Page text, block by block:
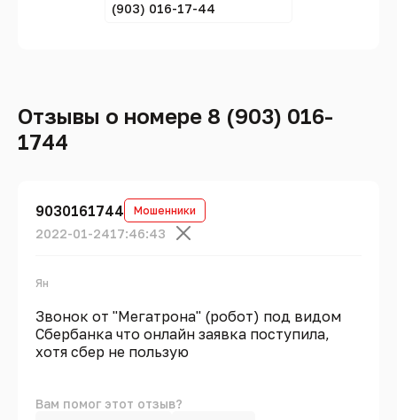
(903) 016-17-44
Отзывы о номере 8 (903) 016-
1744
9030161744 Мошенники
2022-01-2417:46:43
Ян
Звонок от "Мегатрона" (робот) под видом
Сбербанка что онлайн заявка поступила,
хотя сбер не пользую
Вам помог этот отзыв?